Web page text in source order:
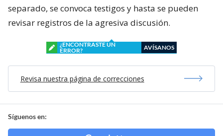
separado, se convoca testigos y hasta se pueden
revisar registros de la agresiva discusión.
¿ENCONTRASTE UN
ERROR?
AVÍSANOS
Revisa nuestra página de correcciones
Síguenos en: